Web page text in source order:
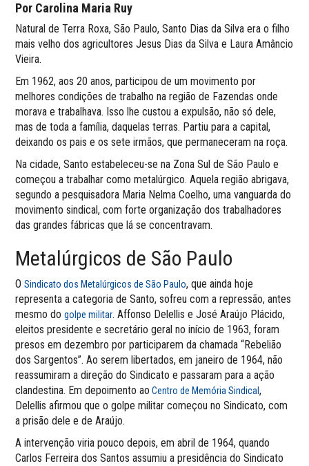
Por Carolina Maria Ruy
Natural de Terra Roxa, São Paulo, Santo Dias da Silva era o filho
mais velho dos agricultores Jesus Dias da Silva e Laura Amâncio
Vieira.
Em 1962, aos 20 anos, participou de um movimento por
melhores condições de trabalho na região de Fazendas onde
morava e trabalhava. Isso lhe custou a expulsão, não só dele,
mas de toda a família, daquelas terras. Partiu para a capital,
deixando os pais e os sete irmãos, que permaneceram na roça.
Na cidade, Santo estabeleceu-se na Zona Sul de São Paulo e
começou a trabalhar como metalúrgico. Aquela região abrigava,
segundo a pesquisadora Maria Nelma Coelho, uma vanguarda do
movimento sindical, com forte organização dos trabalhadores
das grandes fábricas que lá se concentravam.
Metalúrgicos de São Paulo
OSindicato dos Metalúrgicos de São Paulo, que ainda hoje
representa a categoria de Santo, sofreu com a repressão, antes
mesmo dogolpe militar. Affonso Delellis e José Araújo Plácido,
eleitos presidente e secretário geral no início de 1963, foram
presos em dezembro por participarem da chamada “Rebelião
dos Sargentos”. Ao serem libertados, em janeiro de 1964, não
reassumiram a direção do Sindicato e passaram para a ação
clandestina. Em depoimento ao Centro de Memória Sindical,
Delellis afirmou que o golpe militar começou no Sindicato, com
a prisão dele e de Araújo.
A intervenção viria pouco depois, em abril de 1964, quando
Carlos Ferreira dos Santos assumiu a presidência do Sindicato